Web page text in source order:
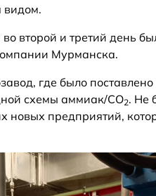
видом.
второй и третий день
Мурманска.
где было
схемы аммиак/CO2. Не
новых предприятий,